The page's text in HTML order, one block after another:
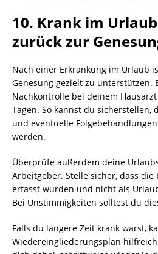
10. Krank im
zurück zur
Nach einer Erkrankung im Urlaub
Genesung gezielt zu unterstützen.
Nachkontrolle bei deinem
Tagen. So kannst du sicherstellen,
und eventuelle
werden.
Überprüfe außerdem deine
Arbeitgeber. Stelle sicher, dass
erfasst wurden und nicht als
Bei Unstimmigkeiten solltest du
Falls du längere Zeit krank warst,
Wiedereingliederungsplan